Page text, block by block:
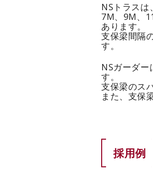
NSトラス
7M、9M、
あります。
支保梁間隔
す。
NSガーダ
す。
支保梁のス
また、支保
採用例